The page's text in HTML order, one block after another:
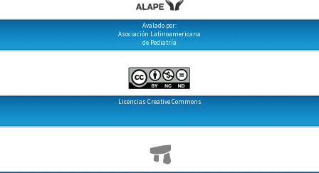
Avalado por:
Asociación Latinoamericana
de Pediatría
Licencias Creative Commons